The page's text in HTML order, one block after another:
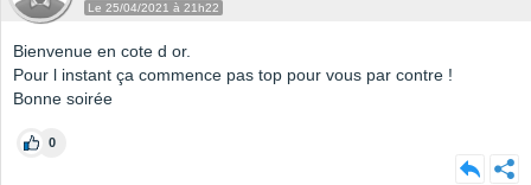
Le 25/04/2021 à 21h22
Bienvenue en cote d or.
Pour l instant ça commence pas top pour vous par contre !
Bonne soirée
0